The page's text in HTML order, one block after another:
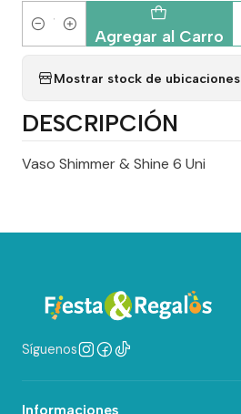
Cantidad Agregar al Carro
Mostrar stock de ubicaciones
DESCRIPCIÓN
Vaso Shimmer & Shine 6 Uni
Síguenos
Informaciones